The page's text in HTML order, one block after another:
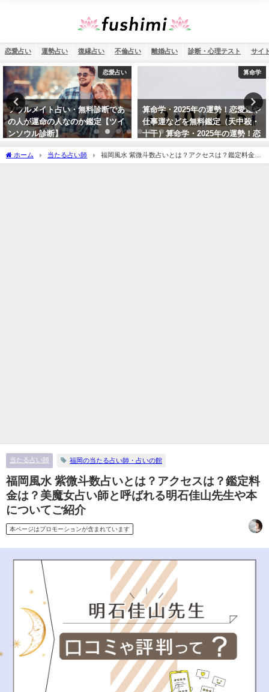
恋愛占い 運勢占い 復縁占い 不倫占い 離婚占い 診断・心理テスト サイ
算命学
算命学・2025年の運勢！恋愛運や
仕事運などを無料鑑定（天中殺・
十干）算命学・2025年の運勢！恋
愛運や仕事運などを無料鑑定（天
中殺・十干）
恋愛占い
ソウルメイト占い・二人の誕生日
相性は何％？彼が運命の人である
可能性は？【2026年最新版】
ホーム 当たる占い師
福岡風水 紫微斗数占いとは？アクセスは？鑑定料金
は？美魔女占い師と呼ばれる明石佳山先生や本についてご紹介
当たる占い師 福岡の当たる占い師・占いの館
福岡風水 紫微斗数占いとは？アクセスは？鑑定料
金は？美魔女占い師と呼ばれる明石佳山先生や本
についてご紹介
本ページはプロモーションが含まれています